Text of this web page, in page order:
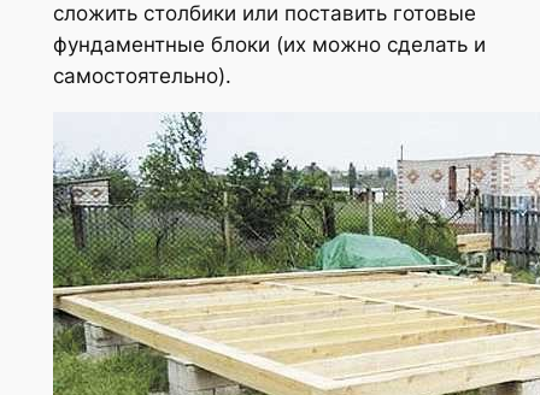
сложить столбики или поставить готовые
фундаментные блоки (их можно сделать и
самостоятельно).